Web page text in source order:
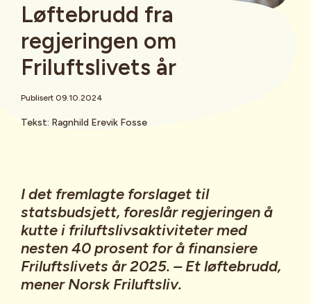
Løftebrudd fra
regjeringen om
Friluftslivets år
Publisert 09.10.2024
Tekst: Ragnhild Erevik Fosse
I det fremlagte forslaget til
statsbudsjett, foreslår regjeringen å
kutte i friluftslivsaktiviteter med
nesten 40 prosent for å finansiere
Friluftslivets år 2025. – Et løftebrudd,
mener Norsk Friluftsliv.